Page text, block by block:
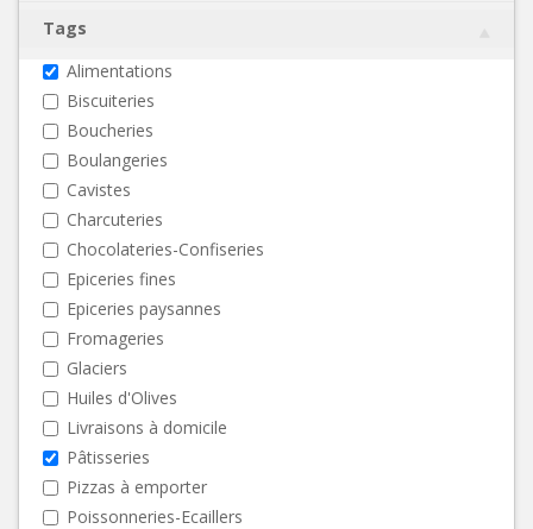
Tags
Alimentations
Biscuiteries
Boucheries
Boulangeries
Cavistes
Charcuteries
Chocolateries-Confiseries
Epiceries fines
Epiceries paysannes
Fromageries
Glaciers
Huiles d'Olives
Livraisons à domicile
Pâtisseries
Pizzas à emporter
Poissonneries-Ecaillers